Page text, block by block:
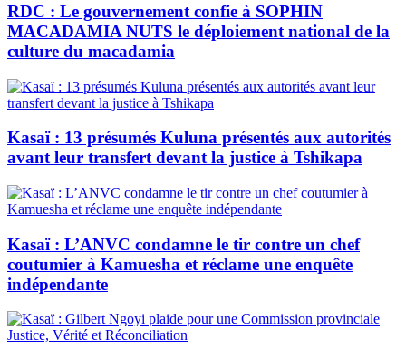
RDC : Le gouvernement confie à SOPHIN
MACADAMIA NUTS le déploiement national de la
culture du macadamia
Kasaï : 13 présumés Kuluna présentés aux autorités
avant leur transfert devant la justice à Tshikapa
Kasaï : L’ANVC condamne le tir contre un chef
coutumier à Kamuesha et réclame une enquête
indépendante